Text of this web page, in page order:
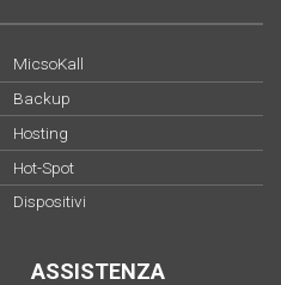
MicsoKall
Backup
Hosting
Hot-Spot
Dispositivi
ASSISTENZA